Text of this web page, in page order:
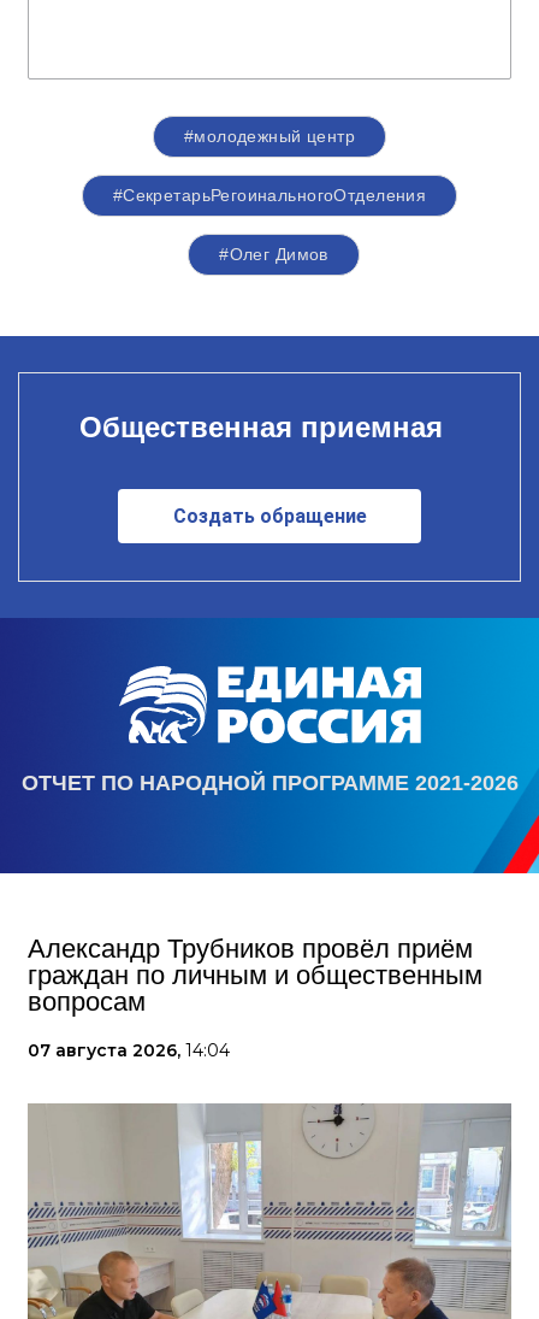
#молодежный центр
#СекретарьРегоинальногоОтделения
#Олег Димов
Общественная приемная
Создать обращение
ОТЧЕТ ПО НАРОДНОЙ ПРОГРАММЕ 2021-2026
Александр Трубников провёл приём
граждан по личным и общественным
вопросам
07 августа 2026, 14:04